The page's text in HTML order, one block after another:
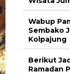
Wabup
Sembako
Kolpajung
Berikut
Ramadan